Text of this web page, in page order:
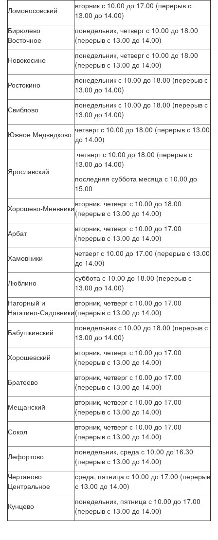
Ломоносовский
вторник с 10.00 до 17.00 (перерыв с
13.00 до 14.00)
Бирюлево
Восточное
понедельник, четверг с 10.00 до 18.00
(перерыв с 13.00 до 14.00)
Новокосино
понедельник, четверг с 10.00 до 18.00
(перерыв с 13.00 до 14.00)
Ростокино
понедельник с 10.00 до 18.00 (перерыв с
13.00 до 14.00)
Свиблово
понедельник с 10.00 до 18.00 (перерыв с
13.00 до 14.00)
Южное Медведково четверг с 10.00 до 18.00 (перерыв с 13.00
до 14.00)
Ярославский
четверг с 10.00 до 18.00 (перерыв с
13.00 до 14.00)
последняя суббота месяца с 10.00 до
15.00
Хорошево-Мневникивторник, четверг с 10.00 до 18.00
(перерыв с 13.00 до 14.00)
Арбат
вторник, четверг с 10.00 до 17.00
(перерыв с 13.00 до 14.00)
Хамовники
четверг с 10.00 до 17.00 (перерыв с 13.00
до 14.00)
Люблино
суббота с 10.00 до 18.00 (перерыв с
13.00 до 14.00)
Нагорный и
Нагатино-Садовники
вторник, четверг с 10.00 до 17.00
(перерыв с 13.00 до 14.00)
Бабушкинский
понедельник с 10.00 до 18.00 (перерыв с
13.00 до 14.00)
Хорошевский
вторник, четверг с 10.00 до 17.00
(перерыв с 13.00 до 14.00)
Братеево
вторник, четверг с 10.00 до 17.00
(перерыв с 13.00 до 14.00)
Мещанский
вторник, четверг с 10.00 до 17.00
(перерыв с 13.00 до 14.00)
Сокол
вторник, четверг с 10.00 до 17.00
(перерыв с 13.00 до 14.00)
Лефортово
понедельник, среда с 10.00 до 16.30
(перерыв с 13.00 до 14.00)
Чертаново
Центральное
среда, пятница с 10.00 до 17.00 (перерыв
с 13.00 до 14.00)
Кунцево
понедельник, пятница с 10.00 до 17.00
(перерыв с 13.00 до 14.00)